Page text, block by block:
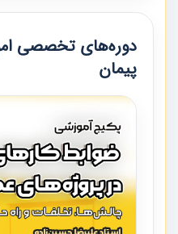
دوره‌های تخصصی
پیمان